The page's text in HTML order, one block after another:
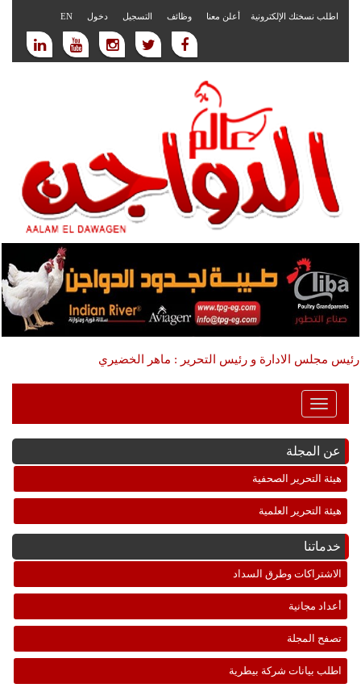
اطلب نسختك الإلكترونية أعلن معنا وظائف التسجيل دخول EN
رئيس مجلس الادارة و رئيس التحرير : ماهر الخضيري
Toggle
Navigation
عن المجلة
هيئة التحرير الصحفية
هيئة التحرير العلمية
خدماتنا
الاشتراكات وطرق السداد
أعداد مجانية
تصفح المجلة
اطلب بيانات شركة بيطرية